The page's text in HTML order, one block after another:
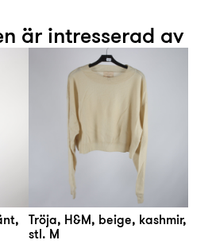
är intresserad av
Tröja, H&M, beige, kashmir,
stl. M